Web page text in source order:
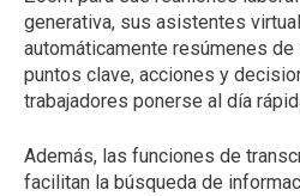
generativa, sus asistentes
automáticamente resúmenes
puntos clave, acciones y
trabajadores ponerse al día
Además, las funciones de
facilitan la búsqueda de